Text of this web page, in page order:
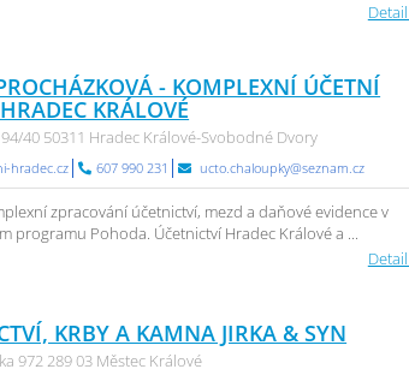
- KOMPLEXNÍ ÚČETNÍ
KRÁLOVÉ
40 50311 Hradec Králové-Svobodné Dvory
hradec.cz 607 990 231 ucto.chaloupky@seznam.cz
zpracování účetnictví, mezd a daňové evidence v
programu Pohoda. Účetnictví Hradec Králové a ...
KRBY A KAMNA JIRKA & SYN
972 289 03 Městec Králové